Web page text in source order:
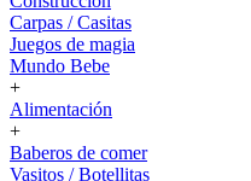
Carpas / Casitas
Juegos de magia
Mundo Bebe
+
Alimentación
+
Baberos de comer
Vasitos / Botellitas